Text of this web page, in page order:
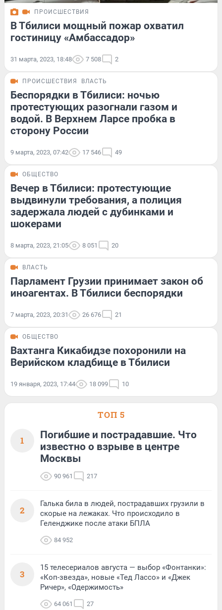
ПРОИСШЕСТВИЯ
В Тбилиси мощный пожар охватил
гостиницу «Амбассадор»
31 марта, 2023, 18:48 7 508 2
ПРОИСШЕСТВИЯ ВЛАСТЬ
Беспорядки в Тбилиси: ночью
протестующих разогнали газом и
водой. В Верхнем Ларсе пробка в
сторону России
9 марта, 2023, 07:42 17 546 49
ОБЩЕСТВО
Вечер в Тбилиси: протестующие
выдвинули требования, а полиция
задержала людей с дубинками и
шокерами
8 марта, 2023, 21:05 8 051 20
ВЛАСТЬ
Парламент Грузии принимает закон об
иноагентах. В Тбилиси беспорядки
7 марта, 2023, 20:31 26 676 21
ОБЩЕСТВО
Вахтанга Кикабидзе похоронили на
Верийском кладбище в Тбилиси
19 января, 2023, 17:44 18 099 10
ТОП 5
1
Погибшие и пострадавшие. Что
известно о взрыве в центре
Москвы
90 961 217
2
Галька била в людей, пострадавших грузили в
скорые на лежаках. Что происходило в
Геленджике после атаки БПЛА
84 952
3
15 телесериалов августа — выбор «Фонтанки»:
«Коп-звезда», новые «Тед Лассо» и «Джек
Ричер», «Одержимость»
64 061 27